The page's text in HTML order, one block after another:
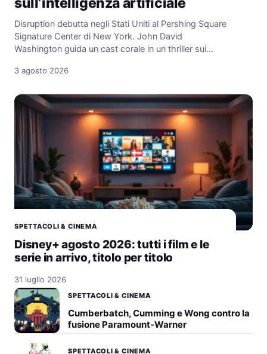
Disruption debutta negli Stati Uniti al Pershing Square
Signature Center di New York. John David
Washington guida un cast corale in un thriller sui…
3 agosto 2026
SPETTACOLI & CINEMA
Disney+ agosto 2026: tutti i film e le
serie in arrivo, titolo per titolo
31 luglio 2026
SPETTACOLI & CINEMA
Cumberbatch, Cumming e Wong contro la
fusione Paramount-Warner
SPETTACOLI & CINEMA